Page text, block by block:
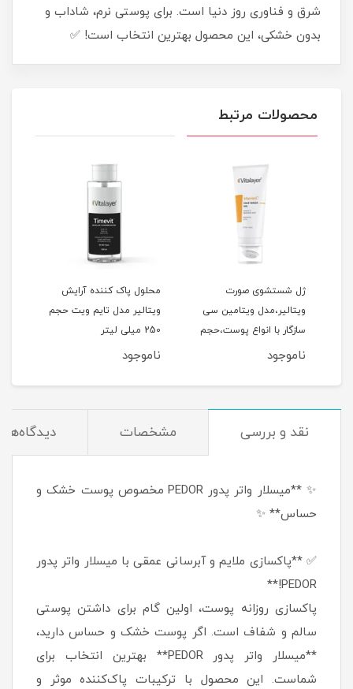
شرق و فناوری روز دنیا است. برای پوستی نرم، شاداب و
بدون خشکی، این محصول بهترین انتخاب است! ✅
محصولات مرتبط
ژل شستشوی صورت
ویتالیر،مدل ویتامین سی
سازگار با انواع پوست،حجم
200 میلی‌لیتر
ناموجود
محلول پاک کننده آرایش
ویتالیر مدل تایم ویت حجم
250 میلی لیتر
ناموجود
نقد و بررسی مشخصات دیدگاه‌ها
✨ **میسلار واتر پدور PEDOR مخصوص پوست خشک و
حساس** ✨
✅ **پاکسازی ملایم و آبرسانی عمقی با میسلار واتر پدور
PEDOR!**
پاکسازی روزانه پوست، اولین گام برای داشتن پوستی
سالم و شفاف است. اگر پوست خشک و حساس دارید،
**میسلار واتر پدور PEDOR** بهترین انتخاب برای
شماست. این محصول با ترکیبات پاک‌کننده موثر و